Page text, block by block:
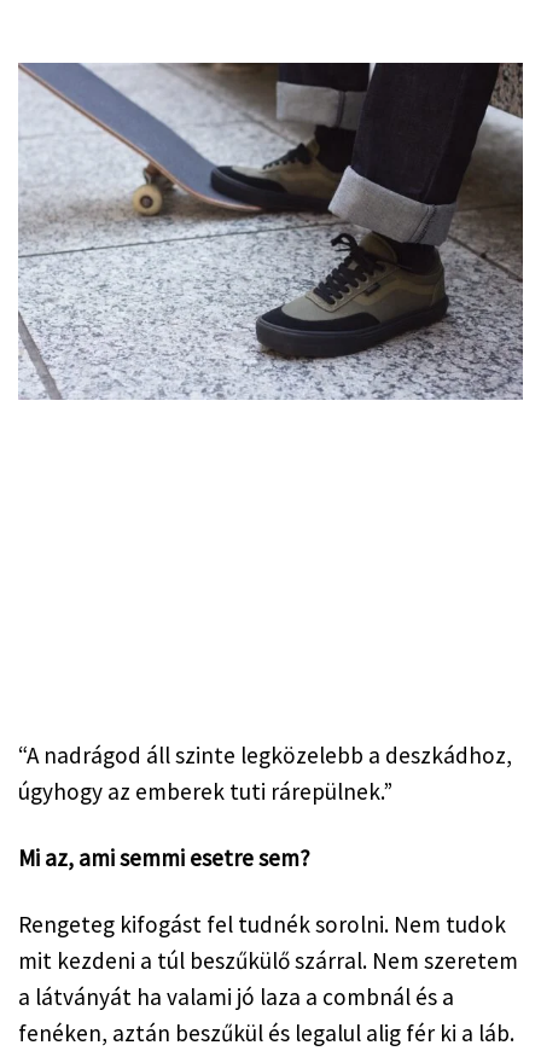
“A nadrágod áll szinte legközelebb a deszkádhoz,
úgyhogy az emberek tuti rárepülnek.”
Mi az, ami semmi esetre sem?
Rengeteg kifogást fel tudnék sorolni. Nem tudok
mit kezdeni a túl beszűkülő szárral. Nem szeretem
a látványát ha valami jó laza a combnál és a
fenéken, aztán beszűkül és legalul alig fér ki a láb.